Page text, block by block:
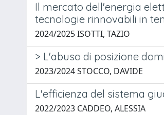
Il mercato dell'energia
tecnologie rinnovabili in
2024/2025 ISOTTI, TAZIO
> L'abuso di posizione
2023/2024 STOCCO, DAVIDE
L'efficienza del sistema
2022/2023 CADDEO, ALESSIA